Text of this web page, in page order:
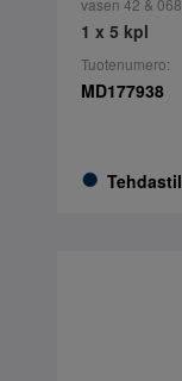
vasen 42 &
1 x 5 kpl
Tuotenumero:
MD177938